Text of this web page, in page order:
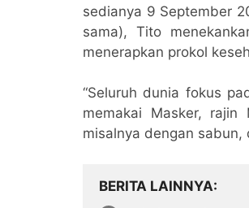
sedianya 9 September
sama), Tito
menerapkan prokol
“Seluruh dunia fokus
memakai Masker, rajin
misalnya dengan sabun,
BERITA LAINNYA